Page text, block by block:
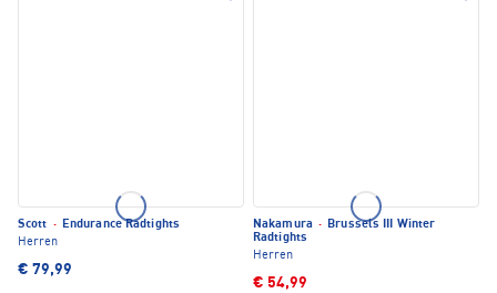
Scott · Endurance Radtights
Herren
€ 79,99
Nakamura · Brussels III Winter
Radtights
Herren
€ 54,99